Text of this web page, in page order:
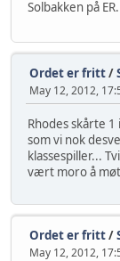
Solbakken på
Ordet er fritt/
May 12, 2012,
Rhodes skårte 1
som vi nok
klassespiller...
vært moro å
Ordet er fritt/
May 12, 2012,